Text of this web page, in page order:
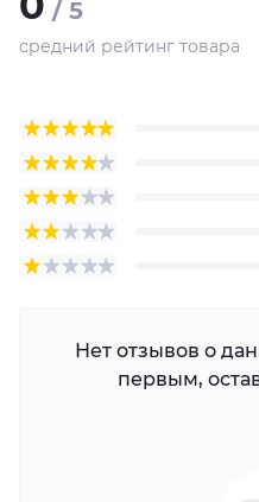
Видео сжатие: H.265/
4G LTE (SIM-карта)
MicroSD до 256 ГБ
Поддержка P2P, Hik-
Аудио: встроенный
поддержка
Пересечение линии
Вторжение в область
/ 5
средний рейтинг товара
Нет отзывов о
первым,